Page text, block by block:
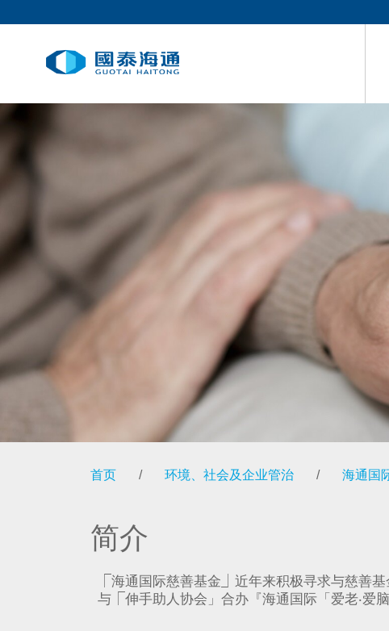
首页 / 环境、社会及企业管治 / 海通国
简介
⎾海通国际慈善基金⏌近年来积极寻求与慈善
与⎾伸手助人协会」合办『海通国际「爱老‧爱